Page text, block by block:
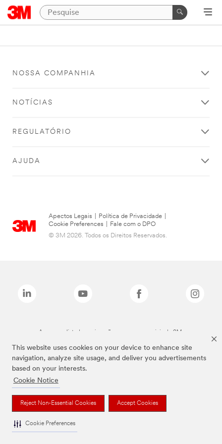
This website uses cookies on your device to enhance site
navigation, analyze site usage, and deliver you advertisements
based on your interests.
Cookie Notice
Reject Non-Essential Cookies Accept Cookies
Cookie Preferences
NOSSA COMPANHIA
NOTÍCIAS
REGULATÓRIO
AJUDA
Apectos Legais Política de Privacidade
Cookie Preferences
Fale com o DPO
© 3M 2026. Todos os Direitos Reservados.
As marcas listadas a cima são marcas comerciais da 3M.